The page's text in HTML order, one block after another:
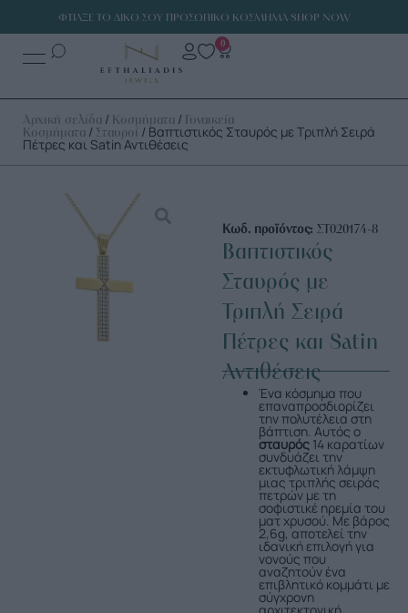
ΦΤΙΑΞΕ ΤΟ ΔΙΚΟ ΣΟΥ ΠΡΟΣΩΠΙΚΟ ΚΟΣΜΗΜΑ SHOP NOW
0
Αρχική σελίδα / Κοσμήματα / Γυναικεία
Κοσμήματα / Σταυροί / Βαπτιστικός Σταυρός με Τριπλή Σειρά
Πέτρες και Satin Αντιθέσεις
Κωδ. προϊόντος: ΣΤ020174-8
Βαπτιστικός
Σταυρός με
Τριπλή Σειρά
Πέτρες και Satin
Αντιθέσεις
Ένα κόσμημα που
επαναπροσδιορίζει
την πολυτέλεια στη
βάπτιση. Αυτός ο
σταυρός 14 καρατίων
συνδυάζει την
εκτυφλωτική λάμψη
μιας τριπλής σειράς
πετρών με τη
σοφιστικέ ηρεμία του
ματ χρυσού. Με βάρος
2,6g, αποτελεί την
ιδανική επιλογή για
νονούς που
αναζητούν ένα
επιβλητικό κομμάτι με
σύγχρονη